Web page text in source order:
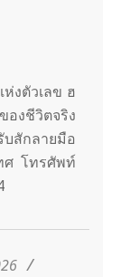
งตัวเลข ฮ
องชีวิตจริง
สักลายมือ
ศ โทรศัพท์